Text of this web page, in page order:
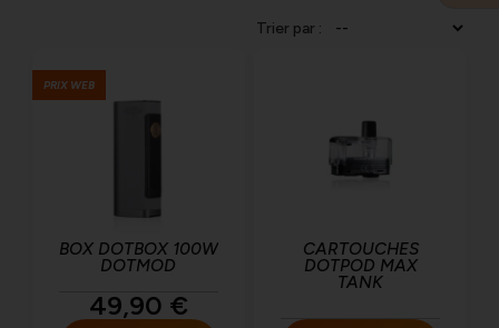
Trier par :
PRIX WEB
BOX DOTBOX 100W
DOTMOD
49,90 €
CARTOUCHES
DOTPOD MAX
TANK